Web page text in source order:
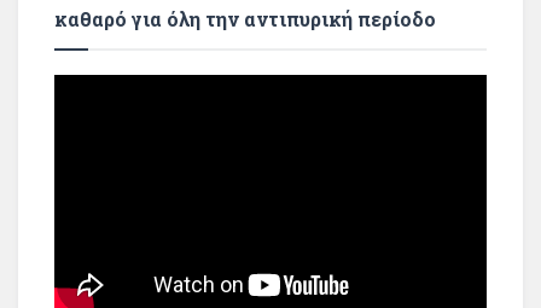
καθαρό για όλη την αντιπυρική περίοδο